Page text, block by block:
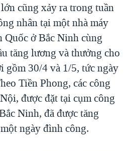
cũng xảy ra trong tuần
nhân tại một nhà máy
Quốc ở Bắc Ninh cùng
tăng lương và thưởng cho
gồm 30/4 và 1/5, tức ngày
Tiền Phong, các công
được đặt tại cụm công
Ninh, đã được tăng
ngày đình công.